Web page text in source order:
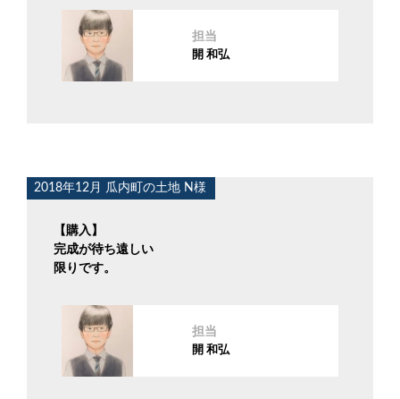
担当
開 和弘
2018年12月 瓜内町の土地 N様
【購入】
完成が待ち遠しい
限りです。
担当
開 和弘